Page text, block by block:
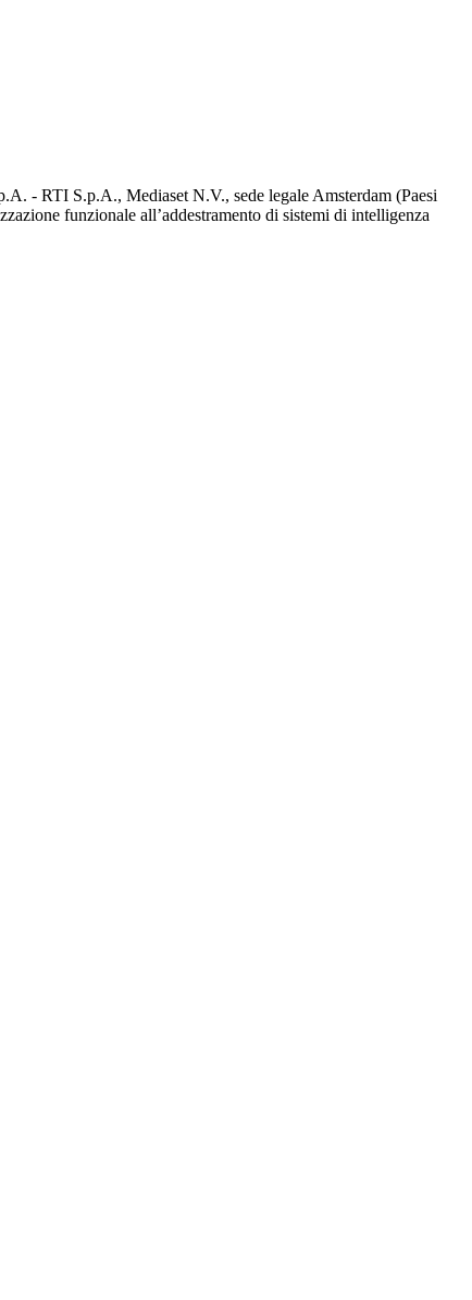
- RTI S.p.A., Mediaset N.V., sede legale Amsterdam (Paesi
funzionale all’addestramento di sistemi di intelligenza